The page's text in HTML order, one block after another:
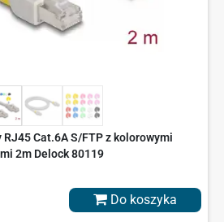
Cat.6A S/FTP z kolorowymi
2m Delock 80119
Do koszyka